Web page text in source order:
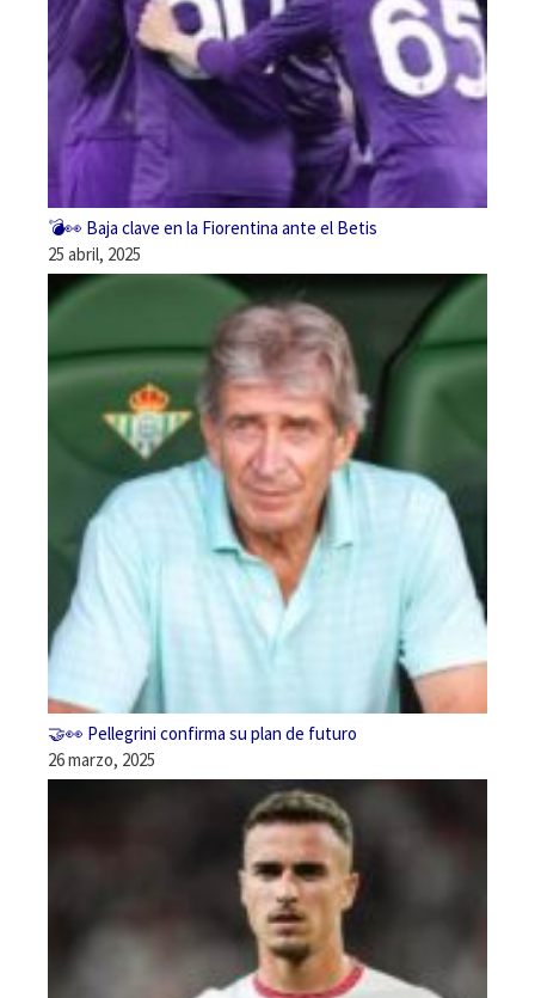
💣👀 Baja clave en la Fiorentina ante el Betis
25 abril, 2025
🤝👀 Pellegrini confirma su plan de futuro
26 marzo, 2025